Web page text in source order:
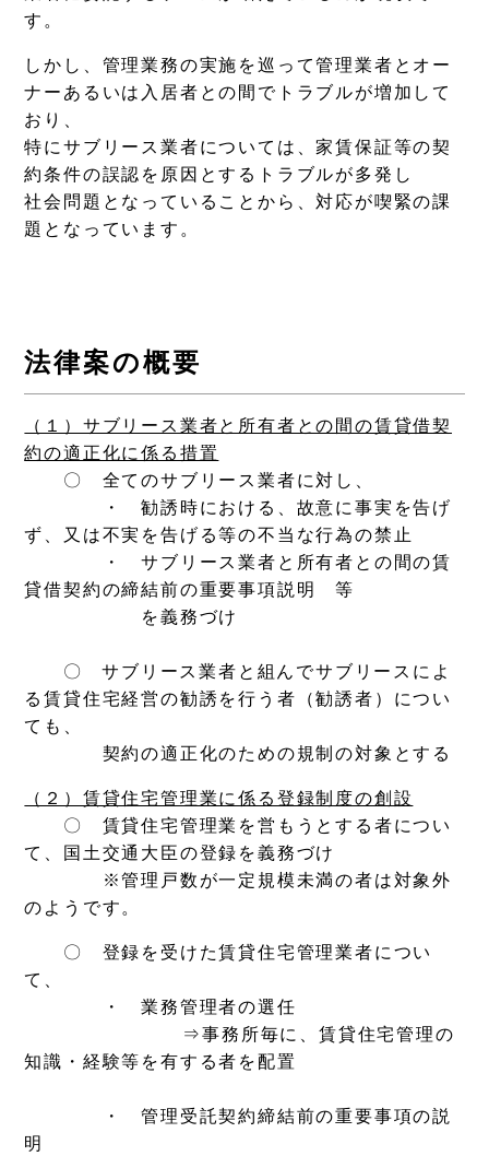
す。
しかし、管理業務の実施を巡って管理業者とオー
ナーあるいは入居者との間でトラブルが増加して
おり、
特にサブリース業者については、家賃保証等の契
約条件の誤認を原因とするトラブルが多発し
社会問題となっていることから、対応が喫緊の課
題となっています。
法律案の概要
（１）サブリース業者と所有者との間の賃貸借契
約の適正化に係る措置
〇 全てのサブリース業者に対し、
・ 勧誘時における、故意に事実を告げ
ず、又は不実を告げる等の不当な行為の禁止
・ サブリース業者と所有者との間の賃
貸借契約の締結前の重要事項説明 等
を義務づけ
〇 サブリース業者と組んでサブリースによ
る賃貸住宅経営の勧誘を行う者（勧誘者）につい
ても、
契約の適正化のための規制の対象とする
（２）賃貸住宅管理業に係る登録制度の創設
〇 賃貸住宅管理業を営もうとする者につい
て、国土交通大臣の登録を義務づけ
※管理戸数が一定規模未満の者は対象外
のようです。
〇 登録を受けた賃貸住宅管理業者につい
て、
・ 業務管理者の選任
⇒事務所毎に、賃貸住宅管理の
知識・経験等を有する者を配置
・ 管理受託契約締結前の重要事項の説
明